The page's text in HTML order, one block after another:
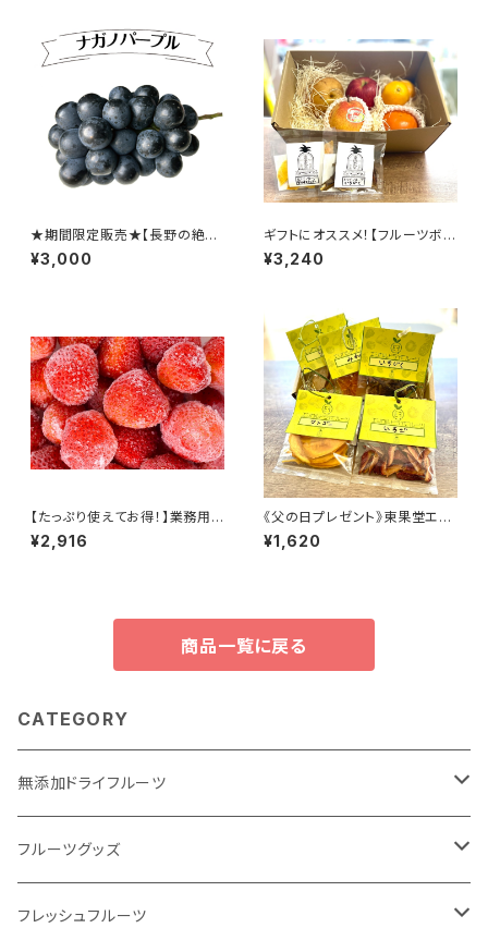
★期間限定販売★【長野の絶品
ぶどう】ナガノパープル
¥3,000
ギフトにオススメ！【フルーツボッ
クスS】フルーツギフト 1〜2名
様用【東果堂厳選！旬のフルーツ
¥3,240
【たっぷり使えてお得！】業務用
国産冷凍いちご(紅ほっぺ) 1kg
¥2,916
《父の日プレゼント》東果堂エシ
カルドライフルーツ・ギフトボック
ス
¥1,620
商品一覧に戻る
CATEGORY
無添加ドライフルーツ
ドライフルーツで #おきかえおやつ
定番人気のドライフルーツ
フルーツグッズ
飲むフルーツゼリー
フレッシュフルーツ